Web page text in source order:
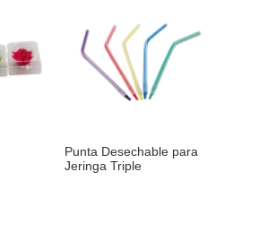
Punta Desechable para
Jeringa Triple